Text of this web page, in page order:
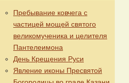
Пребывание ковчега с
частицей мощей святого
великомученика и целителя
Пантелеимона
День Крещения Руси
Явление иконы Пресвятой